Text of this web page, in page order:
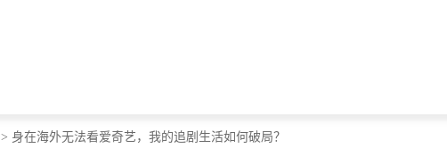
> 身在海外无法看爱奇艺，我的追剧生活如何破局？